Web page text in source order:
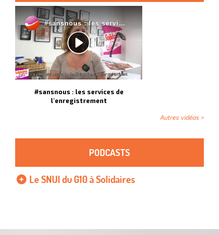
#sansnous : les services de
l'enregistrement
Autres vidéos >
PODCASTS
Le SNUI du G10 à Solidaires